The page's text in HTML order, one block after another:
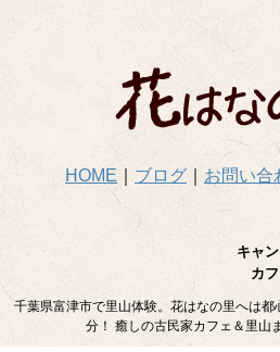
HOME ブログ お問い合
キャ
カ
千葉県富津市で里山体験。花はなの里へは
分！ 癒しの古民家カフェ＆里山